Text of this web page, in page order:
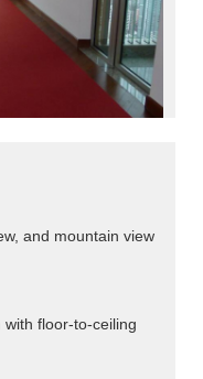
and mountain view
floor-to-ceiling